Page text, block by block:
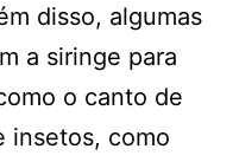
disso, algumas
a siringe para
o canto de
insetos, como